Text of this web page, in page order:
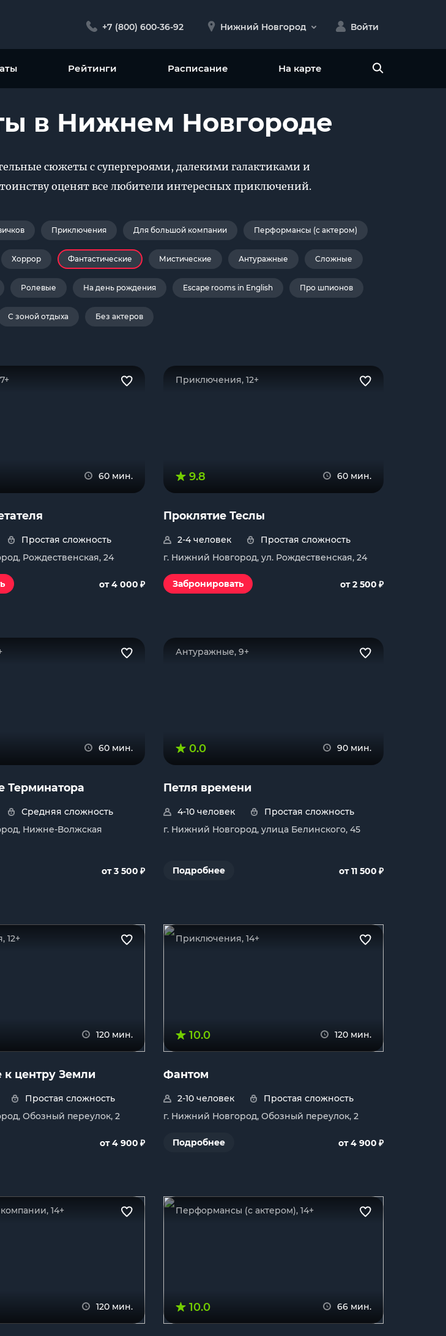
+7 (800) 600-36-92 Нижний Новгород Войти
Рейтинги Расписание На карте
в Нижнем Новгороде
сюжеты с супергероями, далекими галактиками и
оценят все любители интересных приключений.
Приключения Для большой компании Перформансы (с актером)
Хоррор Фантастические Мистические Антуражные Сложные
Ролевые На день рождения Escape rooms in English Про шпионов
С зоной отдыха Без актеров
60 мин.
Простая сложность
Рождественская, 24
от 4 000 ₽
Приключения, 12+
9.8 60 мин.
Проклятие Теслы
2-4 человек
Простая сложность
г. Нижний Новгород, ул. Рождественская, 24
Забронировать от 2 500 ₽
60 мин.
Терминатора
Средняя сложность
Нижне-Волжская
от 3 500 ₽
Антуражные, 9+
0.0 90 мин.
Петля времени
4-10 человек
Простая сложность
г. Нижний Новгород, улица Белинского, 45
Подробнее от 11 500 ₽
12+
120 мин.
к центру Земли
Простая сложность
Обозный переулок, 2
от 4 900 ₽
Приключения, 14+
10.0 120 мин.
Фантом
2-10 человек
Простая сложность
г. Нижний Новгород, Обозный переулок, 2
Подробнее от 4 900 ₽
14+
120 мин.
Перформансы (с актером), 14+
10.0 66 мин.